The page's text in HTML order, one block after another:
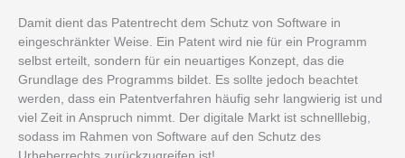
Damit dient das Patentrecht dem Schutz von Software in
eingeschränkter Weise. Ein Patent wird nie für ein Programm
selbst erteilt, sondern für ein neuartiges Konzept, das die
Grundlage des Programms bildet. Es sollte jedoch beachtet
werden, dass ein Patentverfahren häufig sehr langwierig ist und
viel Zeit in Anspruch nimmt. Der digitale Markt ist schnelllebig,
sodass im Rahmen von Software auf den Schutz des